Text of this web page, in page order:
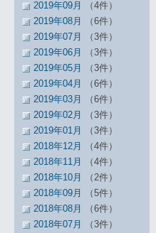
2019年09月
（4件）
2019年08月
（6件）
2019年07月
（3件）
2019年06月
（3件）
2019年05月
（3件）
2019年04月
（6件）
2019年03月
（6件）
2019年02月
（3件）
2019年01月
（3件）
2018年12月
（4件）
2018年11月
（4件）
2018年10月
（2件）
2018年09月
（5件）
2018年08月
（6件）
2018年07月
（3件）